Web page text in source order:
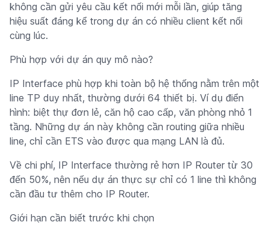
không cần gửi yêu cầu kết nối mới mỗi lần, giúp tăng
hiệu suất đáng kể trong dự án có nhiều client kết nối
cùng lúc.
Phù hợp với dự án quy mô nào?
IP Interface phù hợp khi toàn bộ hệ thống nằm trên một
line TP duy nhất, thường dưới 64 thiết bị. Ví dụ điển
hình: biệt thự đơn lẻ, căn hộ cao cấp, văn phòng nhỏ 1
tầng. Những dự án này không cần routing giữa nhiều
line, chỉ cần ETS vào được qua mạng LAN là đủ.
Về chi phí, IP Interface thường rẻ hơn IP Router từ 30
đến 50%, nên nếu dự án thực sự chỉ có 1 line thì không
cần đầu tư thêm cho IP Router.
Giới hạn cần biết trước khi chọn